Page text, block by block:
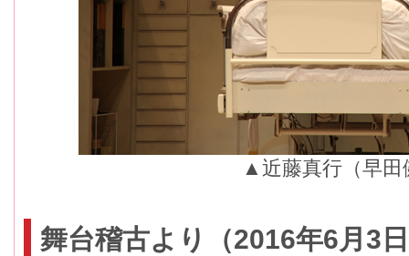
▲近藤真行（早田
舞台稽古より（2016年6月3